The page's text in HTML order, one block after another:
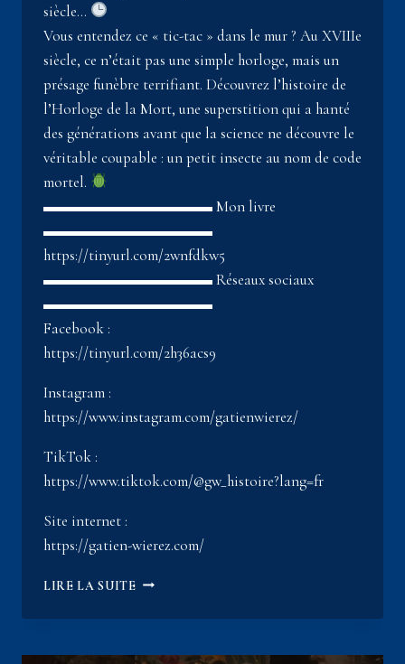
siècle…
Vous entendez ce « tic-tac » dans le mur ? Au XVIIIe
siècle, ce n’était pas une simple horloge, mais un
présage funèbre terrifiant. Découvrez l’histoire de
l’Horloge de la Mort, une superstition qui a hanté
des générations avant que la science ne découvre le
véritable coupable : un petit insecte au nom de code
mortel.
▬▬▬▬▬▬▬▬▬▬▬ Mon livre
▬▬▬▬▬▬▬▬▬▬▬
https://tinyurl.com/2wnfdkw5
▬▬▬▬▬▬▬▬▬▬▬ Réseaux sociaux
▬▬▬▬▬▬▬▬▬▬▬
Facebook :
https://tinyurl.com/2h36acs9
Instagram :
https://www.instagram.com/gatienwierez/
TikTok :
https://www.tiktok.com/@gw_histoire?lang=fr
Site internet :
https://gatien-wierez.com/
LIRE LA SUITEL’HORLOGE
LA